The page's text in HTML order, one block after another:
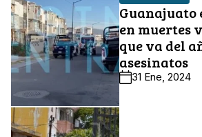
Guanajuato
en muertes
que va del
asesinatos
31 Ene, 2024